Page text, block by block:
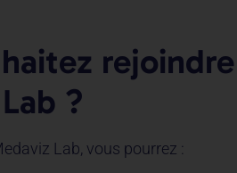
?
Lab, vous pourrez :